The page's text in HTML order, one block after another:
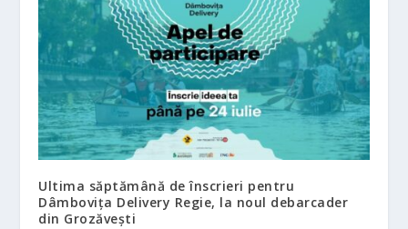
Ultima săptămână de înscrieri pentru
Dâmbovița Delivery Regie, la noul debarcader
din Grozăvești